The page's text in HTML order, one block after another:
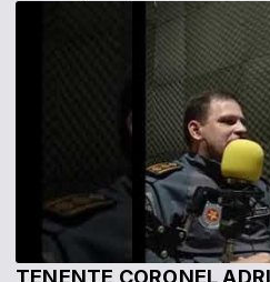
TENENTE CORONEL